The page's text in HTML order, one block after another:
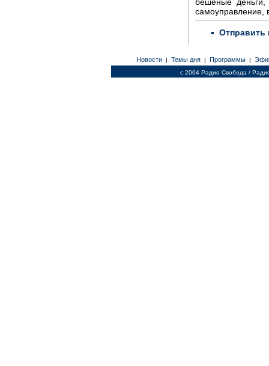
самоуправление,
Отправить
Новости | Темы дня | Программы |
c 2004 Радио Свобода /